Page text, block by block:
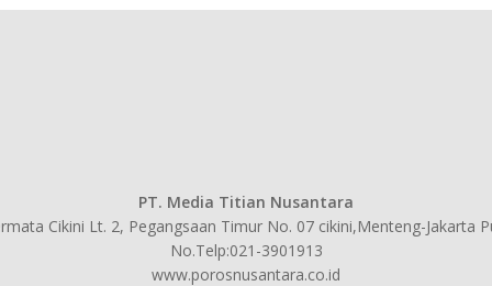
PT. Media Titian Nusantara
Cikini Lt. 2, Pegangsaan Timur No. 07 cikini,Menteng-Jakarta
No.Telp:021-3901913
www.porosnusantara.co.id